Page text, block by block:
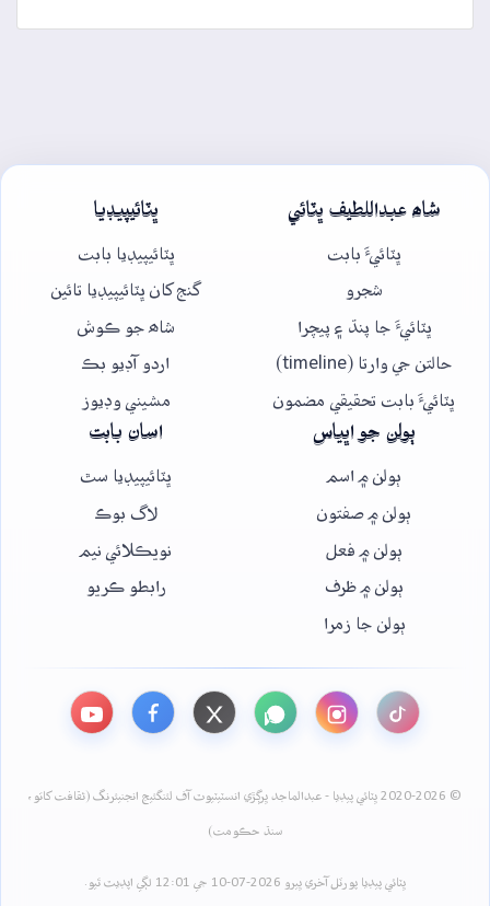
شاھ عبداللطيف ڀٽائي
ڀٽائيءَ بابت
شجرو
ڀٽائيءَ جا پنڌ ۽ پيچرا
حالتن جي وارتا (timeline)
ڀٽائيءَ بابت تحقيقي مضمون
ڀٽائيپيڊيا
ڀٽائيپيڊيا بابت
گنج کان ڀٽائيپيڊيا تائين
شاھ جو ڪوش
اردو آڊيو بڪ
مشيني وڊيوز
ٻولن جو اڀياس
ٻولن ۾ اسم
ٻولن ۾ صفتون
ٻولن ۾ فعل
ٻولن ۾ ظرف
ٻولن جا زمرا
اسان بابت
ڀٽائيپيڊيا سٿ
لاگ بوڪ
نويڪلائي نيم
رابطو ڪريو
© 2020-2026 ڀٽائي پيڊيا - عبدالماجد ڀرڳڙي انسٽيٽيوٽ آف لئنگئيج انجنيئرنگ (ثقافت کاتو،
سنڌ حڪومت)
ڀٽائي پيڊيا پورٽل آخري ڀيرو 2026-07-10 جي 12:01 لڳي اپڊيٽ ٿيو.